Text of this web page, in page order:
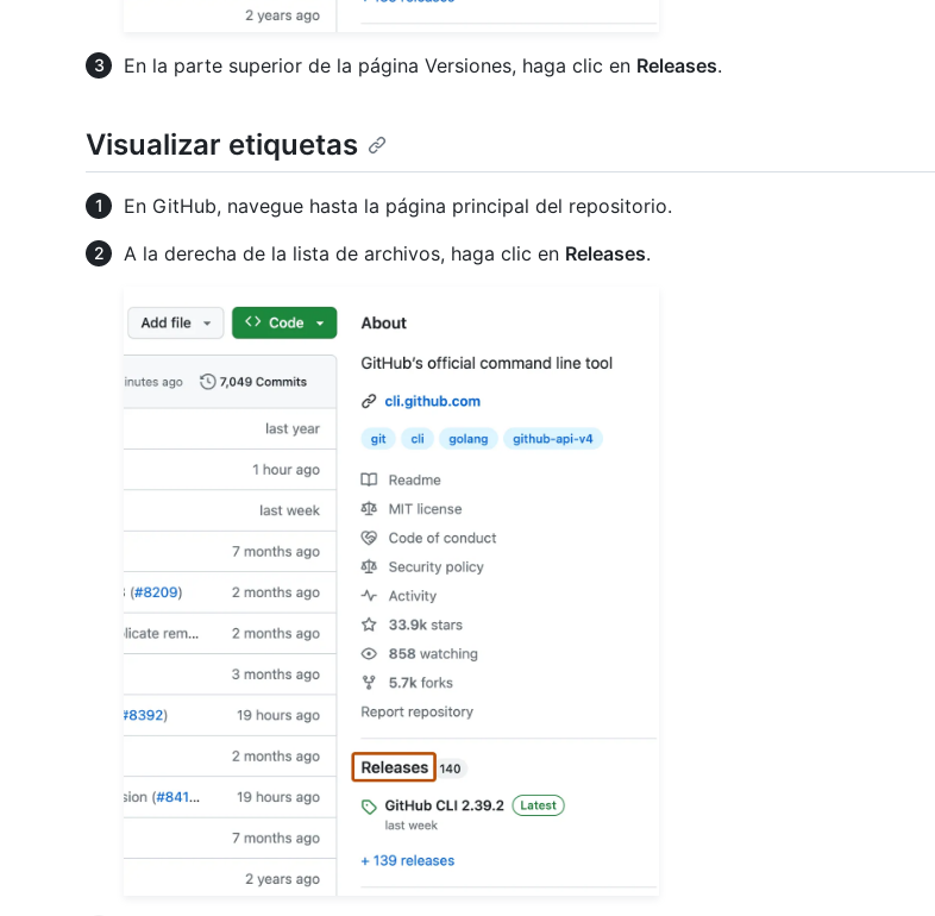
En la parte superior de la página Versiones, haga clic en Releases.
Visualizar etiquetas
En GitHub, navegue hasta la página principal del repositorio.
A la derecha de la lista de archivos, haga clic en Releases.